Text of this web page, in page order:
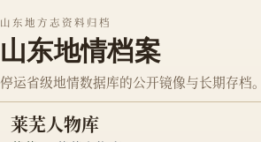
山东地方志资料归档
山东地情档案
停运省级地情数据库的公开镜像与长期存档。
莱芜人物库